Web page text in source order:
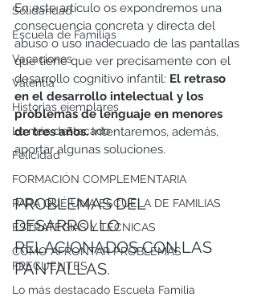
Solidaridad
Escuela de Familias
Vacaciones
Valentía
Historias ejemplares
Lo más destacado
Felicidad
FORMACIÓN COMPLEMENTARIA
PARA QUÉ UNA ESCUELA DE FAMILIAS
ESTRATEGIAS Y TÉCNICAS
CÓMO AFRONTAR PROBLEMAS
FRECUENTES
Lo más destacado Escuela Familia
En este artículo os expondremos una
consecuencia concreta y directa del
abuso o uso inadecuado de las pantallas
que tiene que ver precisamente con el
desarrollo cognitivo infantil: El retraso
en el desarrollo intelectual y los
problemas de lenguaje en menores
de tres años. Intentaremos, además,
aportar algunas soluciones.
PROBLEMAS DEL
DESARROLLO
RELACIONADOS CON LAS
PANTALLAS.